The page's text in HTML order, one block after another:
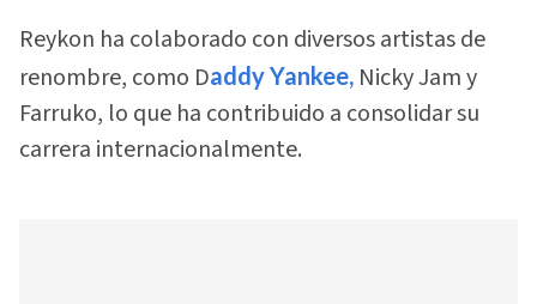
Reykon ha colaborado con diversos artistas de
renombre, como Daddy Yankee, Nicky Jam y
Farruko, lo que ha contribuido a consolidar su
carrera internacionalmente.